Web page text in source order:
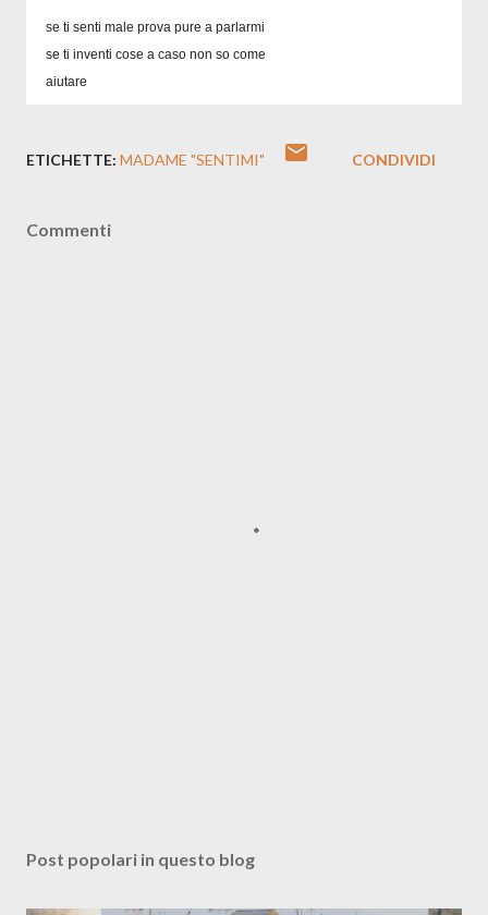
se ti senti male prova pure a parlarmi
se ti inventi cose a caso non so come
aiutare
ETICHETTE: MADAME "SENTIMI" CONDIVIDI
Commenti
Post popolari in questo blog